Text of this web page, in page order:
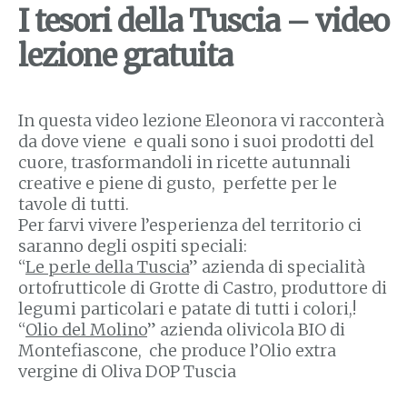
I tesori della Tuscia – video
lezione gratuita
In questa video lezione Eleonora vi racconterà
da dove viene e quali sono i suoi prodotti del
cuore, trasformandoli in ricette autunnali
creative e piene di gusto, perfette per le
tavole di tutti.
Per farvi vivere l’esperienza del territorio ci
saranno degli ospiti speciali:
“Le perle della Tuscia” azienda di specialità
ortofrutticole di Grotte di Castro, produttore di
legumi particolari e patate di tutti i colori,!
“Olio del Molino” azienda olivicola BIO di
Montefiascone, che produce l’Olio extra
vergine di Oliva DOP Tuscia